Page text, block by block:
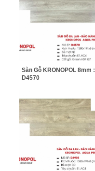
Sàn Gỗ KRONOPOL 8mm :
D4570